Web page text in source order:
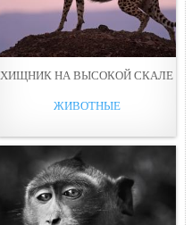
ХИЩНИК НА ВЫСОКОЙ СКАЛE
ЖИВОТНЫЕ